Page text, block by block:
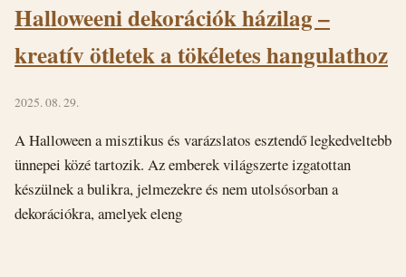
Halloweeni dekorációk házilag –
kreatív ötletek a tökéletes hangulathoz
2025. 08. 29.
A Halloween a misztikus és varázslatos esztendő legkedveltebb
ünnepei közé tartozik. Az emberek világszerte izgatottan
készülnek a bulikra, jelmezekre és nem utolsósorban a
dekorációkra, amelyek eleng